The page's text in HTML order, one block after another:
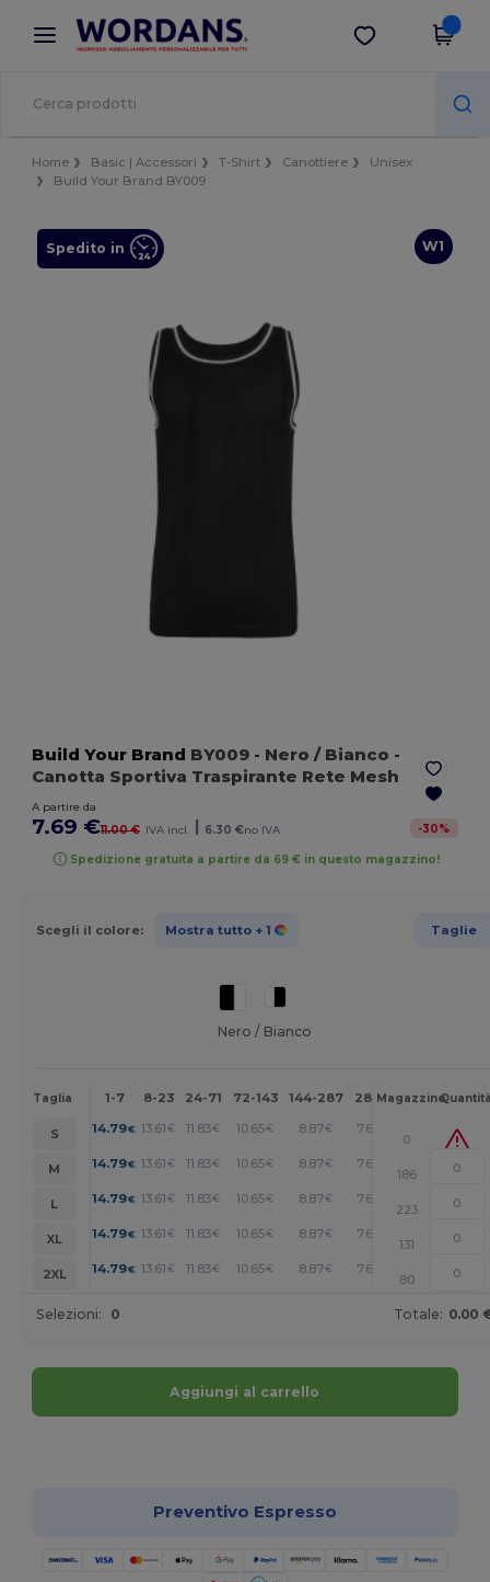
× App Wordans
Prezzi migliori sull'app!
Scarica app
Home Basic | Accessori T-Shirt Canottiere
Unisex
Build Your Brand BY009
W1
Spedito in
Build Your Brand BY009 - Nero / Bianco -
Canotta Sportiva Traspirante Rete Mesh
A partire da
7.69 €11.00 € IVA incl. | 6.30 €no IVA -30%
Spedizione gratuita a partire da 69 € in questo magazzino!
Scegli il colore: Mostra tutto + 1 Taglie
Nero / Bianco
Taglia 1-7 8-23 24-71 72-143 144-287 288 + Altri
Magazzino
S 14.79€ 13.61 € 11.83€ 10.65€ 8.87€ 7.69
0
M
14.79€ 13.61 € 11.83€ 10.65€ 8.87€ 7.69 +
186
L
14.79€ 13.61 € 11.83€ 10.65€ 8.87€ 7.69 +
223
XL
14.79€ 13.61 € 11.83€ 10.65€ 8.87€ 7.69 +
131
2XL
14.79€ 13.61 € 11.83€ 10.65€ 8.87€ 7.69 +
80
Selezioni: 0 Totale: 0.00
Aggiungi al carrello
Preventivo Espresso